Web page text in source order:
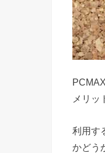
メリッ
利用す
かどう